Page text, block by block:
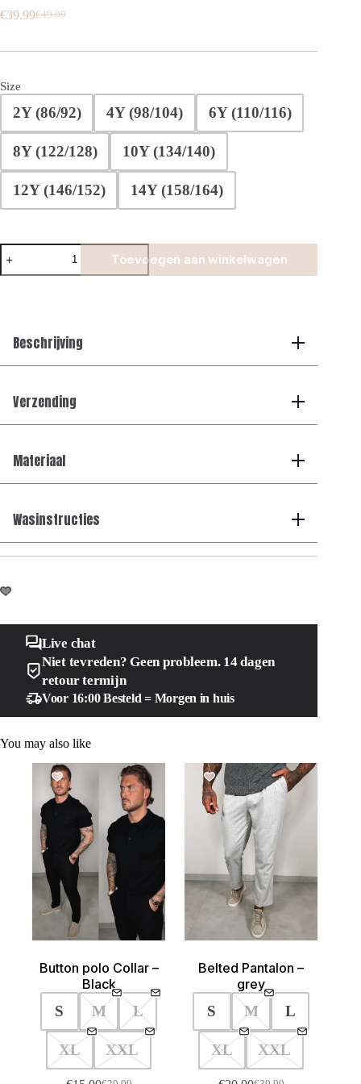
€49.99
Oorspronkelijke
was:
€39.99Huidige
is:
Size
2Y (86/92) 4Y (98/104) 6Y (110/116)
8Y (122/128) 10Y (134/140)
12Y (146/152) 14Y (158/164)
Manilo
Kids
-
Toevoegen aan winkelwagen
Beschrijving
Verzending
Materiaal
Wasinstructies
Live chat
Niet tevreden? Geen probleem. 14 dagen
retour termijn
Voor 16:00 Besteld = Morgen in huis
You may also like
SALE!
Button polo Collar –
Black
S M L
XL XXL
SALE!
Belted Pantalon –
grey
S M L
XL XXL